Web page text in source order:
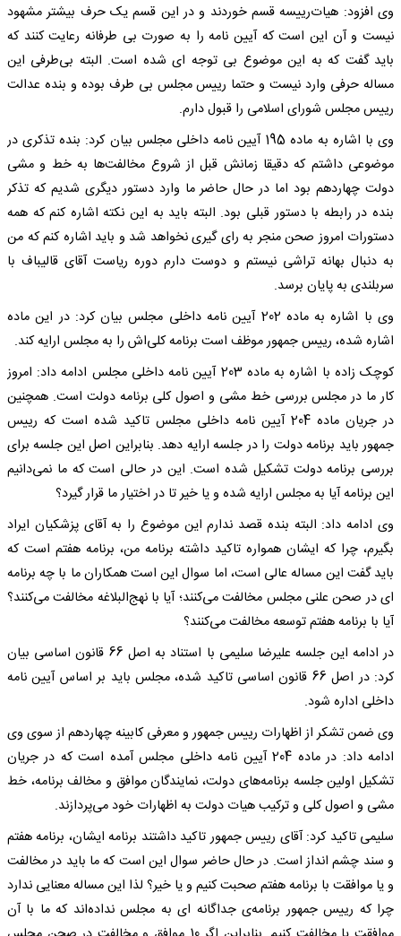
وی افزود: هیات‌رییسه قسم خوردند و در این قسم یک حرف بیشتر مشهود
نیست و آن این است که آیین نامه را به صورت بی طرفانه رعایت کنند که
باید گفت که به این موضوع بی توجه ای شده است. البته بی‌طرفی این
مساله حرفی وارد نیست و حتما رییس مجلس بی طرف بوده و بنده عدالت
رییس مجلس شورای اسلامی را قبول دارم.
وی با اشاره به ماده 195 آیین نامه داخلی مجلس بیان کرد: بنده تذکری در
موضوعی داشتم که دقیقا زمانش قبل از شروع مخالفت‌ها به خط و مشی
دولت چهاردهم بود اما در حال حاضر ما وارد دستور دیگری شدیم که تذکر
بنده در رابطه با دستور قبلی بود. البته باید به این نکته اشاره کنم که همه
دستورات امروز صحن منجر به رای گیری نخواهد شد و باید اشاره کنم که من
به دنبال بهانه تراشی نیستم و دوست دارم دوره ریاست آقای قالیباف با
سربلندی به پایان برسد.
وی با اشاره به ماده 202 آیین نامه داخلی مجلس بیان کرد: در این ماده
اشاره شده، رییس جمهور موظف است برنامه کلی‌اش را به مجلس ارایه کند.
کوچک زاده با اشاره به ماده 203 آیین نامه داخلی مجلس ادامه داد: امروز
کار ما در مجلس بررسی خط مشی و اصول کلی برنامه دولت است. همچنین
در جریان ماده 204 آیین نامه داخلی مجلس تاکید شده است که رییس
جمهور باید برنامه دولت را در جلسه ارایه دهد. بنابراین اصل این جلسه برای
بررسی برنامه دولت تشکیل شده است. این در حالی است که ما نمی‌دانیم
این برنامه آیا به مجلس ارایه شده و یا خیر تا در اختیار ما قرار گیرد؟
وی ادامه داد: البته بنده قصد ندارم این موضوع را به آقای پزشکیان ایراد
بگیرم، چرا که ایشان همواره تاکید داشته برنامه من، برنامه هفتم است که
باید گفت این مساله عالی است، اما سوال این است همکاران ما با چه برنامه
ای در صحن علنی مجلس مخالفت می‌کنند؛ آیا با نهج‌البلاغه مخالفت می‌کنند؟
آیا با برنامه هفتم توسعه مخالفت می‌کنند؟
در ادامه این جلسه علیرضا سلیمی با استناد به اصل 66 قانون اساسی بیان
کرد: در اصل 66 قانون اساسی تاکید شده، مجلس باید بر اساس آیین نامه
داخلی اداره شود.
وی ضمن تشکر از اظهارات رییس جمهور و معرفی کابینه چهاردهم از سوی وی
ادامه داد: در ماده 204 آیین نامه داخلی مجلس آمده است که در جریان
تشکیل اولین جلسه برنامه‌های دولت، نمایندگان موافق و مخالف برنامه، خط
مشی و اصول کلی و ترکیب هیات دولت به اظهارات خود می‌پردازند.
سلیمی تاکید کرد: آقای رییس جمهور تاکید داشتند برنامه ایشان، برنامه هفتم
و سند چشم انداز است. در حال حاضر سوال این است که ما باید در مخالفت
و یا موافقت با برنامه هفتم صحبت کنیم و یا خیر؟ لذا این مساله معنایی ندارد
چرا که رییس جمهور برنامه‌ی جداگانه ای به مجلس نداده‌اند که ما با آن